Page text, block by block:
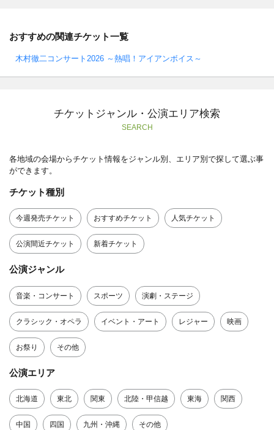
おすすめの関連チケット一覧
木村徹二コンサート2026 ～熱唱！アイアンボイス～
チケットジャンル・公演エリア検索
SEARCH
各地域の会場からチケット情報をジャンル別、エリア別で探して選ぶ事
ができます。
チケット種別
今週発売チケット おすすめチケット 人気チケット
公演間近チケット 新着チケット
公演ジャンル
音楽・コンサート スポーツ 演劇・ステージ
クラシック・オペラ イベント・アート レジャー 映画
お祭り その他
公演エリア
北海道 東北 関東 北陸・甲信越 東海 関西
中国 四国 九州・沖縄 その他